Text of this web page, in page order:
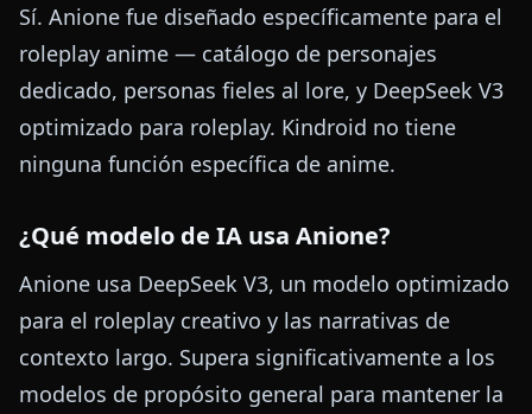
Sí. Anione fue diseñado específicamente para el
roleplay anime — catálogo de personajes
dedicado, personas fieles al lore, y DeepSeek V3
optimizado para roleplay. Kindroid no tiene
ninguna función específica de anime.
¿Qué modelo de IA usa Anione?
Anione usa DeepSeek V3, un modelo optimizado
para el roleplay creativo y las narrativas de
contexto largo. Supera significativamente a los
modelos de propósito general para mantener la